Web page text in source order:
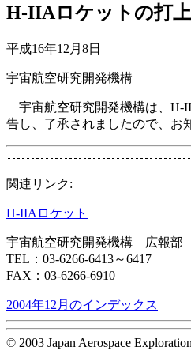
H-IIAロケットの打
平成16年12月8日
宇宙航空研究開発機構
宇宙航空研究開発機構は、H-
告し、了承されましたので、お
関連リンク:
H-IIAロケット
宇宙航空研究開発機構 広報部
TEL：03-6266-6413～6417
FAX：03-6266-6910
2004年12月のインデックス
© 2003 Japan Aerospace